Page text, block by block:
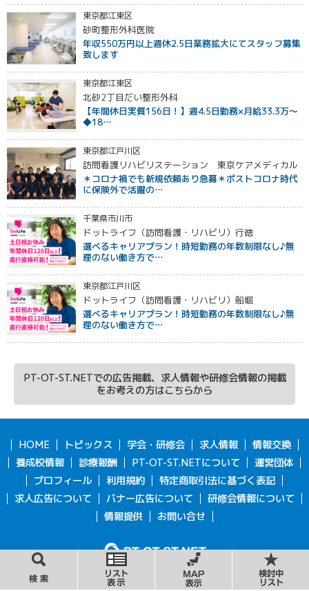
東京都江東区
砂町整形外科医院
年収550万円以上週休2.5日業務拡大にてスタッフ募集
致します
東京都江東区
北砂2丁目だい整形外科
【年間休日実質156日！】週4.5日勤務×月給33.3万〜
◆18…
東京都江戸川区
訪問看護リハビリステーション 東京ケアメディカル
＊コロナ禍でも新規依頼あり急募＊ポストコロナ時代
に保険外で活躍の…
千葉県市川市
ドットライフ（訪問看護・リハビリ）行徳
選べるキャリアプラン！時短勤務の年数制限なし♪無
理のない働き方で…
東京都江戸川区
ドットライフ（訪問看護・リハビリ）船堀
選べるキャリアプラン！時短勤務の年数制限なし♪無
理のない働き方で…
PT-OT-ST.NETでの広告掲載、求人情報や研修会情報の掲載
をお考えの方はこちらから
HOME トピックス 学会・研修会 求人情報
情報交換
養成校情報
診療報酬 PT-OT-ST.NETについて
運営団体
プロフィール
利用規約
特定商取引法に基づく表記
求人広告について
バナー広告について
研修会情報について
情報提供
お問い合せ